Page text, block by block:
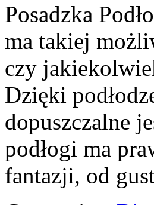
Posadzka
ma takiej
czy
Dzięki
dopuszczalne
podłogi ma
fantazji, od